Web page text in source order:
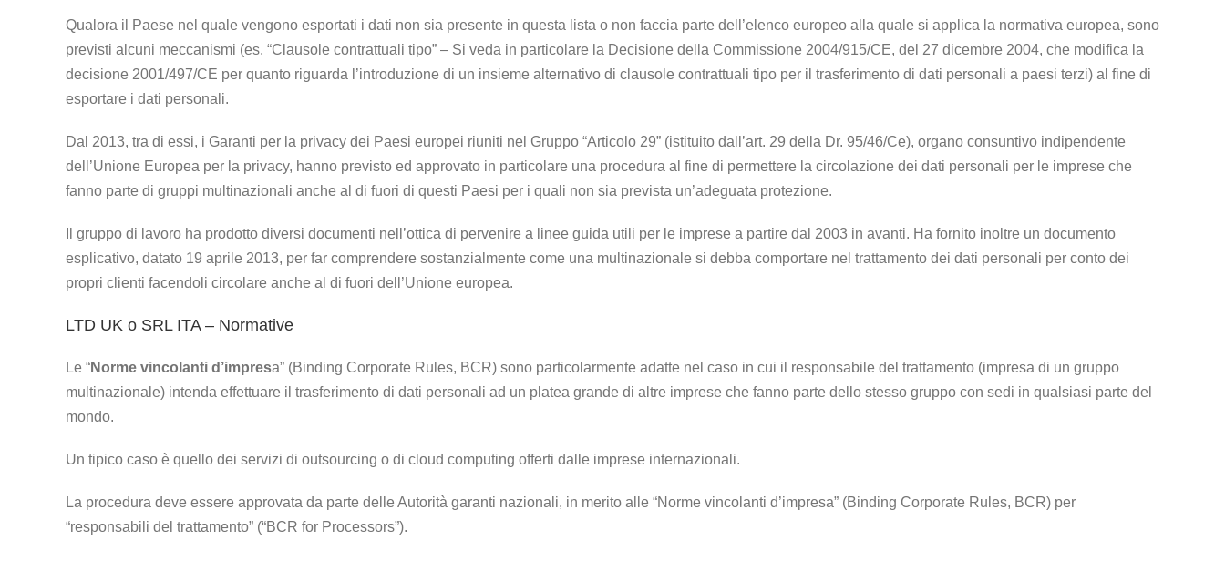
Qualora il Paese nel quale vengono esportati i dati non sia presente in questa lista o non faccia parte dell’elenco europeo alla quale si applica la normativa europea, sono
previsti alcuni meccanismi (es. “Clausole contrattuali tipo” – Si veda in particolare la Decisione della Commissione 2004/915/CE, del 27 dicembre 2004, che modifica la
decisione 2001/497/CE per quanto riguarda l’introduzione di un insieme alternativo di clausole contrattuali tipo per il trasferimento di dati personali a paesi terzi) al fine di
esportare i dati personali.
Dal 2013, tra di essi, i Garanti per la privacy dei Paesi europei riuniti nel Gruppo “Articolo 29” (istituito dall’art. 29 della Dr. 95/46/Ce), organo consuntivo indipendente
dell’Unione Europea per la privacy, hanno previsto ed approvato in particolare una procedura al fine di permettere la circolazione dei dati personali per le imprese che
fanno parte di gruppi multinazionali anche al di fuori di questi Paesi per i quali non sia prevista un’adeguata protezione.
Il gruppo di lavoro ha prodotto diversi documenti nell’ottica di pervenire a linee guida utili per le imprese a partire dal 2003 in avanti. Ha fornito inoltre un documento
esplicativo, datato 19 aprile 2013, per far comprendere sostanzialmente come una multinazionale si debba comportare nel trattamento dei dati personali per conto dei
propri clienti facendoli circolare anche al di fuori dell’Unione europea.
LTD UK o SRL ITA – Normative
Le “Norme vincolanti d’impresa” (Binding Corporate Rules, BCR) sono particolarmente adatte nel caso in cui il responsabile del trattamento (impresa di un gruppo
multinazionale) intenda effettuare il trasferimento di dati personali ad un platea grande di altre imprese che fanno parte dello stesso gruppo con sedi in qualsiasi parte del
mondo.
Un tipico caso è quello dei servizi di outsourcing o di cloud computing offerti dalle imprese internazionali.
La procedura deve essere approvata da parte delle Autorità garanti nazionali, in merito alle “Norme vincolanti d’impresa” (Binding Corporate Rules, BCR) per
“responsabili del trattamento” (“BCR for Processors”).